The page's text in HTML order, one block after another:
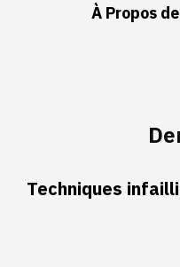
À Propos
Techniques